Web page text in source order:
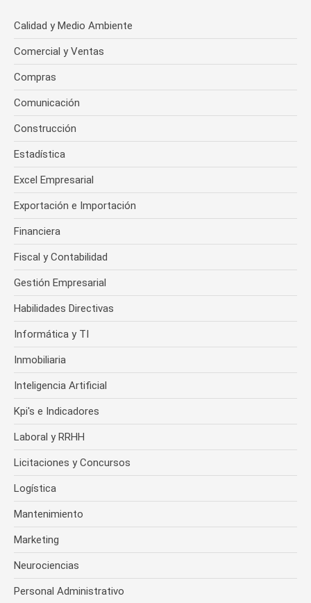
Calidad y Medio Ambiente
Comercial y Ventas
Compras
Comunicación
Construcción
Estadística
Excel Empresarial
Exportación e Importación
Financiera
Fiscal y Contabilidad
Gestión Empresarial
Habilidades Directivas
Informática y TI
Inmobiliaria
Inteligencia Artificial
Kpi's e Indicadores
Laboral y RRHH
Licitaciones y Concursos
Logística
Mantenimiento
Marketing
Neurociencias
Personal Administrativo